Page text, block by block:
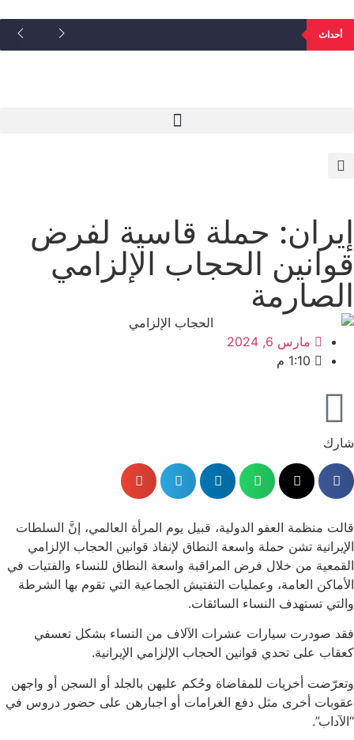
أحداث
إيران: حملة قاسية لفرض
قوانين الحجاب الإلزامي
الصارمة
مارس 6, 2024
1:10 م
شارك
قالت منظمة العفو الدولية، قبيل يوم المرأة العالمي، إنَّ السلطات
الإيرانية تشن حملة واسعة النطاق لإنفاذ قوانين الحجاب الإلزامي
القمعية من خلال فرض المراقبة واسعة النطاق للنساء والفتيات في
الأماكن العامة، وعمليات التفتيش الجماعية التي تقوم بها الشرطة
والتي تستهدف النساء السائقات.
فقد صودرت سيارات عشرات الآلاف من النساء بشكل تعسفي
كعقاب على تحدي قوانين الحجاب الإلزامي الإيرانية.
وتعرّضت أخريات للمقاضاة وحُكم عليهن بالجلد أو السجن أو واجهن
عقوبات أخرى مثل دفع الغرامات أو اجبارهن على حضور دروس في
“الآداب”.